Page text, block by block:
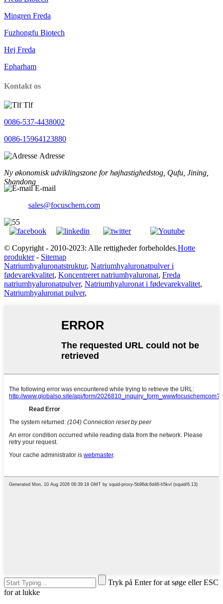
Mingren Freda
Fuzhongfu Biotech
Hej Freda
Epharham
Kontakt os
Tlf
0086-537-4438002
0086-15964123880
Adresse
Ny økonomisk udviklingszone for højhastighedstog, Qufu, Jining,
Shandong
E-mail
sales@focuschem.com
© Copyright - 2010-2023: Alle rettigheder forbeholdes.Hotte
produkter- Sitemap
Natriumhyaluronatstruktur, Natriumhyaluronatpulver i
fødevarekvalitet, Koncentreret natriumhyaluronat, Freda
natriumhyaluronatpulver, Natriumhyaluronat i fødevarekvalitet,
Natriumhyaluronat pulver,
Tryk på Enter for at søge eller ESC
for at lukke